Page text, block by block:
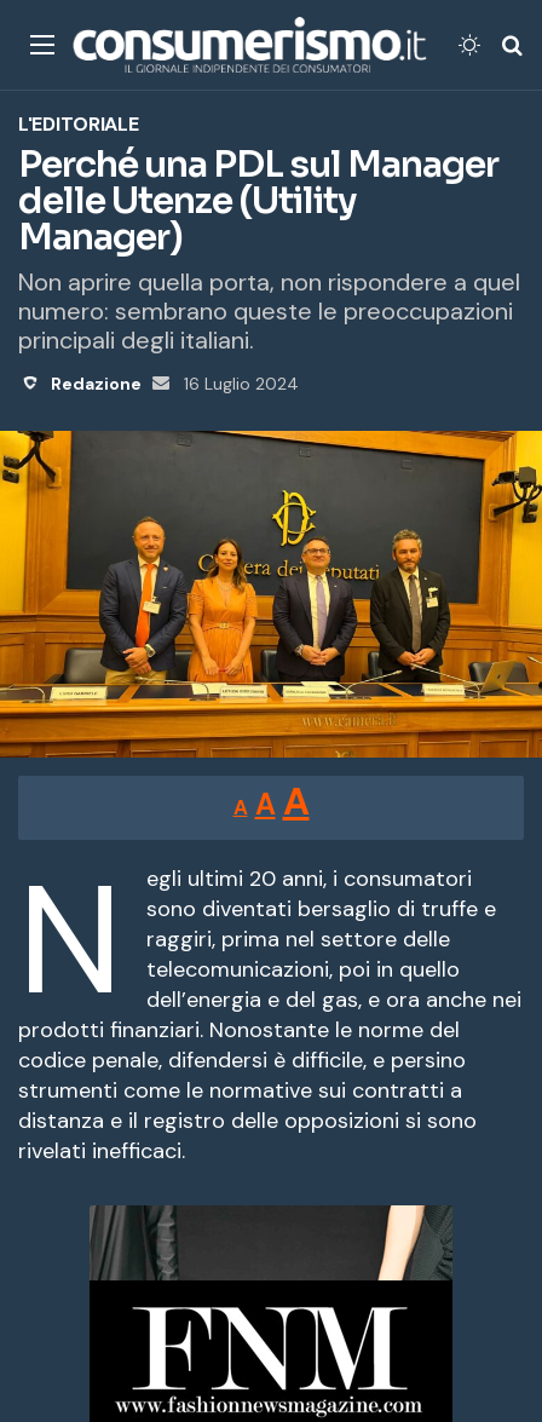
Menu
L'EDITORIALE
Perché una PDL sul Manager
delle Utenze (Utility
Manager)
Non aprire quella porta, non rispondere a quel
numero: sembrano queste le preoccupazioni
principali degli italiani.
Redazione
Invia
16 Luglio 2024
A
Reducir
tamaño
de
fuente.
A Restablecer
tamaño
de
fuente
AAumentar
tamaño
de
fuente.
N
egli ultimi 20 anni, i consumatori
sono diventati bersaglio di truffe e
raggiri, prima nel settore delle
telecomunicazioni, poi in quello
dell’energia e del gas, e ora anche nei
prodotti finanziari. Nonostante le norme del
codice penale, difendersi è difficile, e persino
strumenti come le normative sui contratti a
distanza e il registro delle opposizioni si sono
rivelati inefficaci.